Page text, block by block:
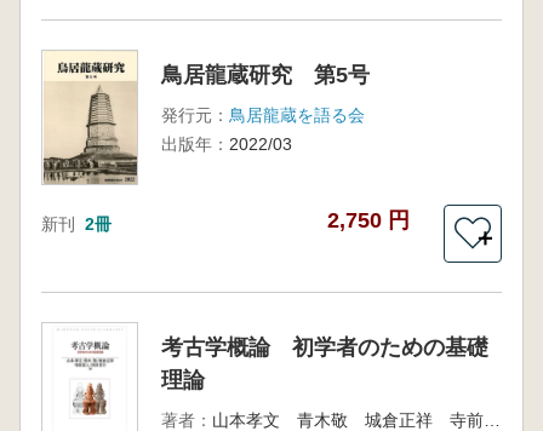
鳥居龍蔵研究 第5号
発行元： 鳥居龍蔵を語る会
出版年： 2022/03
新刊 2冊 2,750 円
＋
考古学概論 初学者のための基礎
理論
著者：
山本孝文 青木敬 城倉正祥 寺前直人 浜田晋介 著